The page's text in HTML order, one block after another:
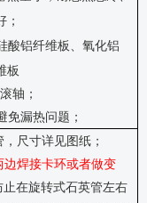
；
酸铝纤维板、氧化铝
板
轴；
免漏热问题；
尺寸详见图纸；
边焊接卡环或者做变
止在旋转式石英管左右